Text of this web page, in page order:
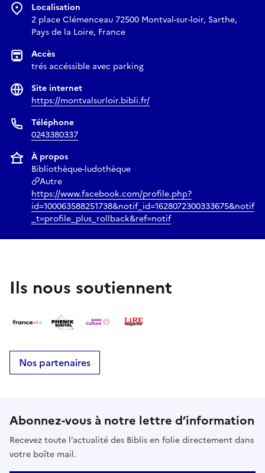
Localisation
2 place Clémenceau 72500 Montval-sur-loir, Sarthe,
Pays de la Loire, France
Accès
trés accéssible avec parking
Site internet
https://montvalsurloir.bibli.fr/
Téléphone
0243380337
À propos
Bibliothèque-ludothèque
Autre
https://www.facebook.com/profile.php?
id=100063588251738&notif_id=1628072300333675&notif
_t=profile_plus_rollback&ref=notif
Ils nous soutiennent
Nos partenaires
Abonnez-vous à notre lettre d’information
Recevez toute l’actualité des Biblis en folie directement dans
votre boîte mail.